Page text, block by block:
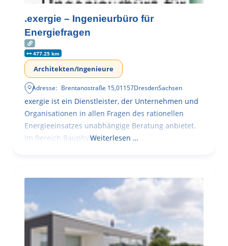
.exergie – Ingenieurbüro für
Energiefragen
477.25 km
Architekten/Ingenieure
Adresse: Brentanostraße 15,01157DresdenSachsen
exergie ist ein Dienstleister, der Unternehmen und
Organisationen in allen Fragen des rationellen
Energieeinsatzes unabhängige Beratung anbietet.
Im Bereich BauphysikWeiterlesen …